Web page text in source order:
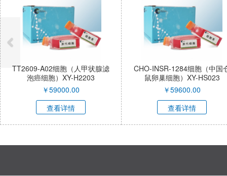
TT2609-A02细胞（人甲状腺滤
泡癌细胞）XY-H2203
￥59000.00
查看详情
CHO-INSR-1284细胞（中国
鼠卵巢细胞）XY-HS023
￥59600.00
查看详情